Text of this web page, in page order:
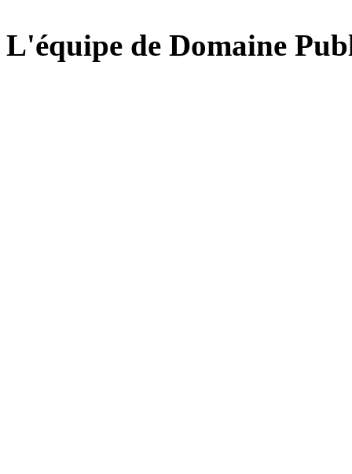
L'équipe de Domaine